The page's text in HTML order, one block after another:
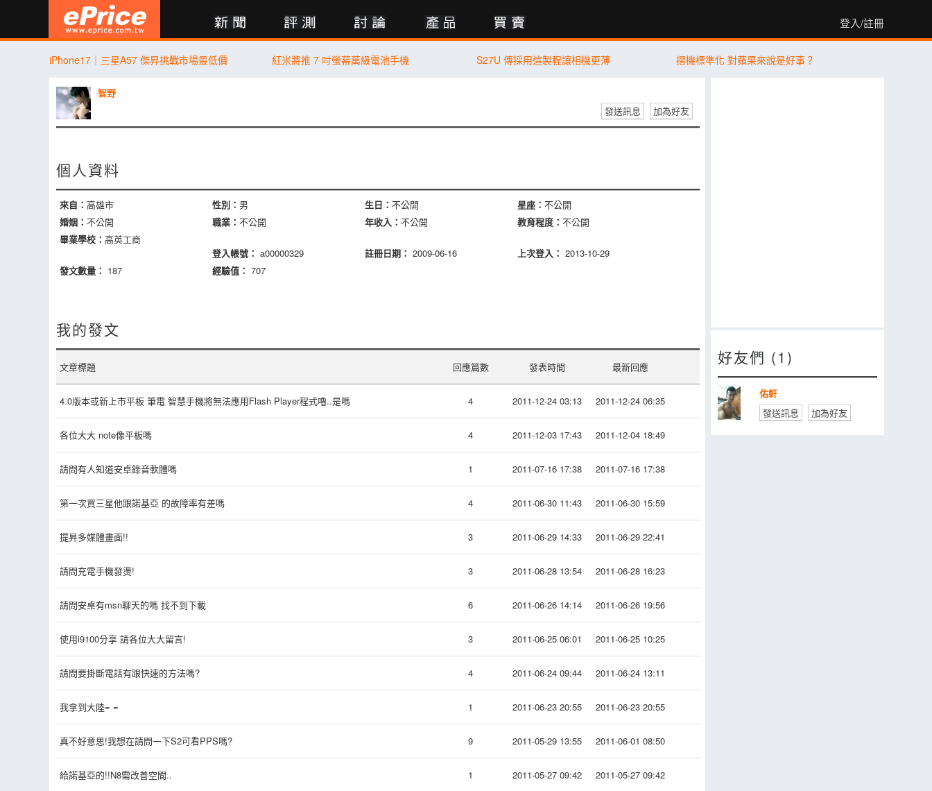
登入/註冊
評測 討論 產品 買賣 登入 行動版
iPhone17｜三星A57 傑昇挑戰市場最低價 紅米將推 7 吋螢幕萬級電池手機 S27U 傳採用這製程讓相機更薄 摺機標準化 對蘋果來說是好事？
智野
發送訊息
加為好友
個人資料
來自： 高雄市 性別： 男 生日： 不公開 星座： 不公開
婚姻： 不公開 職業： 不公開 年收入： 不公開 教育程度： 不公開
畢業學校： 高英工商
登入帳號： a00000329 註冊日期： 2009-06-16 上次登入： 2013-10-29
發文數量： 187 經驗值： 707
我的發文
文章標題 回應篇數 發表時間 最新回應
4.0版本或新上市平板 筆電 智慧手機將無法應用Flash Player程式嚕..是嗎 4 2011-12-24 03:13 2011-12-24 06:35
各位大大 note像平板嗎 4 2011-12-03 17:43 2011-12-04 18:49
請問有人知道安卓錄音軟體嗎 1 2011-07-16 17:38 2011-07-16 17:38
第一次買三星他跟諾基亞 的故障率有差嗎 4 2011-06-30 11:43 2011-06-30 15:59
提昇多媒體畫面!! 3 2011-06-29 14:33 2011-06-29 22:41
請問充電手機發燙! 3 2011-06-28 13:54 2011-06-28 16:23
請問安桌有msn聊天的嗎 找不到下載 6 2011-06-26 14:14 2011-06-26 19:56
使用i9100分享 請各位大大留言! 3 2011-06-25 06:01 2011-06-25 10:25
請問要掛斷電話有跟快速的方法嗎? 4 2011-06-24 09:44 2011-06-24 13:11
我拿到大陸= = 1 2011-06-23 20:55 2011-06-23 20:55
真不好意思!我想在請問一下S2可看PPS嗎? 9 2011-05-29 13:55 2011-06-01 08:50
給諾基亞的!!N8需改善空間.. 1 2011-05-27 09:42 2011-05-27 09:42
好友們 (1)
佑軒
發送訊息
加為好友